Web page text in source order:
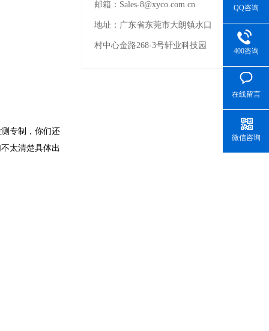
专制，你们还
太清楚具体出
邮箱： Sales-8@xyco.com.cn
地址： 广东省东莞市大朗镇水口
村中心金路268-3号轩业科技园
QQ咨询
400咨询
在线留言
微信咨询